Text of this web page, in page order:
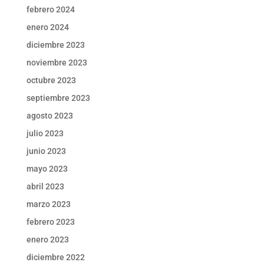
febrero 2024
enero 2024
diciembre 2023
noviembre 2023
octubre 2023
septiembre 2023
agosto 2023
julio 2023
junio 2023
mayo 2023
abril 2023
marzo 2023
febrero 2023
enero 2023
diciembre 2022